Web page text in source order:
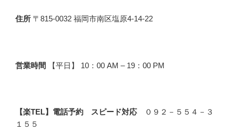
住所 〒815-0032 福岡市南区塩原4-14-22
営業時間 【平日】 10：00 AM – 19：00 PM
【楽TEL】電話予約 スピード対応
０９２－５５４－３
１５５